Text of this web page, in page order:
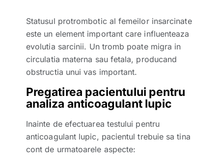
Statusul protrombotic al femeilor insarcinate
este un element important care influenteaza
evolutia sarcinii. Un tromb poate migra in
circulatia materna sau fetala, producand
obstructia unui vas important.
Pregatirea pacientului pentru
analiza anticoagulant lupic
Inainte de efectuarea testului pentru
anticoagulant lupic, pacientul trebuie sa tina
cont de urmatoarele aspecte: